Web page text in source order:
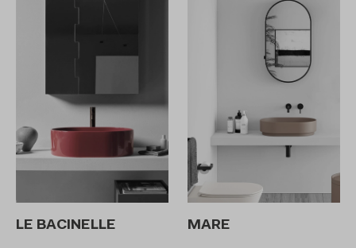
LE BACINELLE MARE